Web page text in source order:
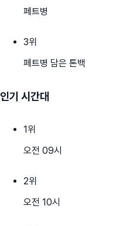
페트병
3위
페트병 담은 톤백
인기 시간대
1위
오전 09시
2위
오전 10시